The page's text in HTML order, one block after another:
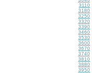
3110
3180
3250
3320
3390
3460
3530
3600
3670
3740
3810
3880
3950